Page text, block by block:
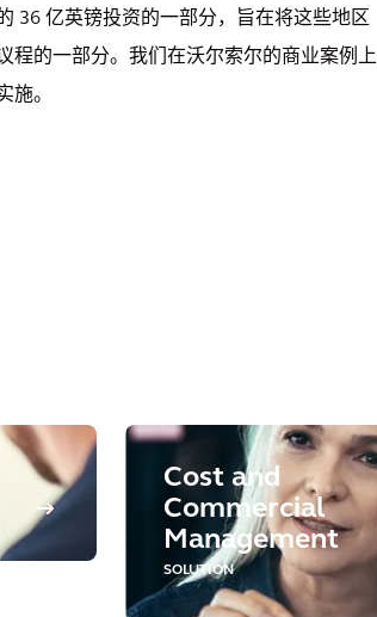
36 亿英镑投资的一部分，旨在将这些地区
程的一部分。我们在沃尔索尔的商业案例上
施。
Cost and
Commercial
Management
SOLUTION